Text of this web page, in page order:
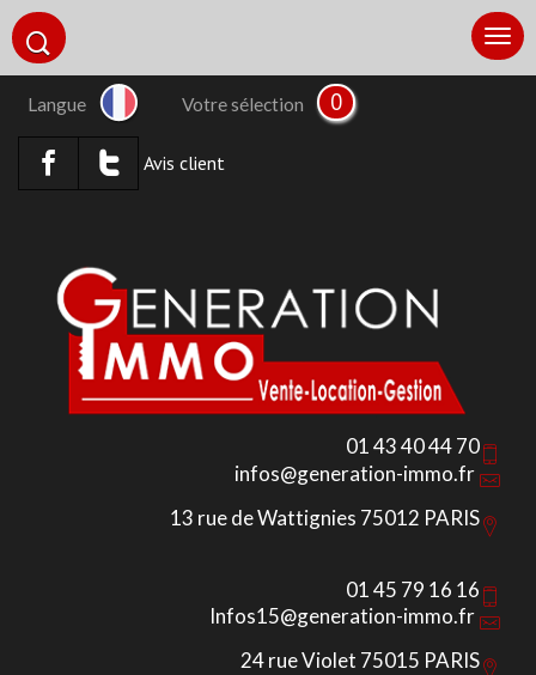
Langue Votre sélection 0
Avis client
01 43 40 44 70
infos@generation-immo.fr
13 rue de Wattignies 75012 PARIS
01 45 79 16 16
Infos15@generation-immo.fr
24 rue Violet 75015 PARIS